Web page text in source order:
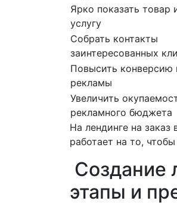
Ярко показать товар
услугу
Собрать контакты
заинтересованных
Повысить конверсию
рекламы
Увеличить
рекламного бюджета
На лендинге на
работает на то,
Создание
этапы и